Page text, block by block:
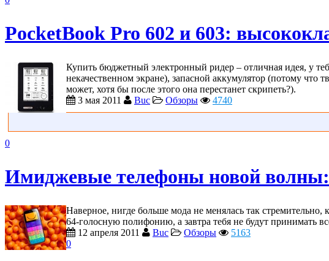
PocketBook Pro 602 и 603:
Купить бюджетный электронный ридер – отличная идея, у
некачественном экране), запасной аккумулятор (потому
может, хотя бы после этого она перестанет скрипеть?).
3 мая 2011
Buc Обзоры 4740
0
Имиджевые телефоны новой волны:
Наверное, нигде больше мода не менялась так
64-голосную полифонию, а завтра тебя не будут принимать
12 апреля 2011
Buc Обзоры
5163
0